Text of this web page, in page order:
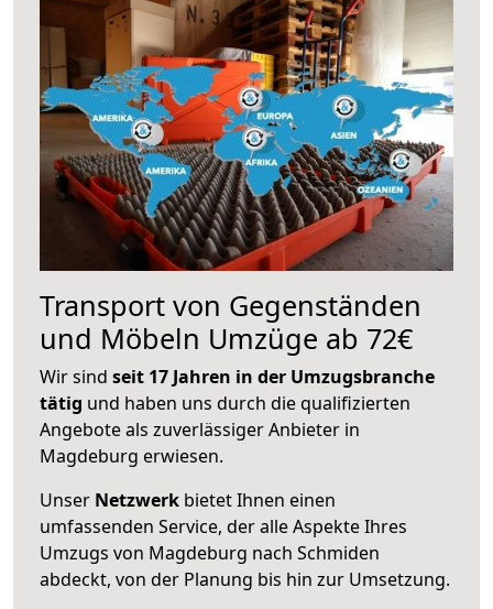
Transport von Gegenständen
und Möbeln Umzüge ab 72€
Wir sind seit 17 Jahren in der Umzugsbranche
tätig und haben uns durch die qualifizierten
Angebote als zuverlässiger Anbieter in
Magdeburg erwiesen.
Unser Netzwerk bietet Ihnen einen
umfassenden Service, der alle Aspekte Ihres
Umzugs von Magdeburg nach Schmiden
abdeckt, von der Planung bis hin zur Umsetzung.